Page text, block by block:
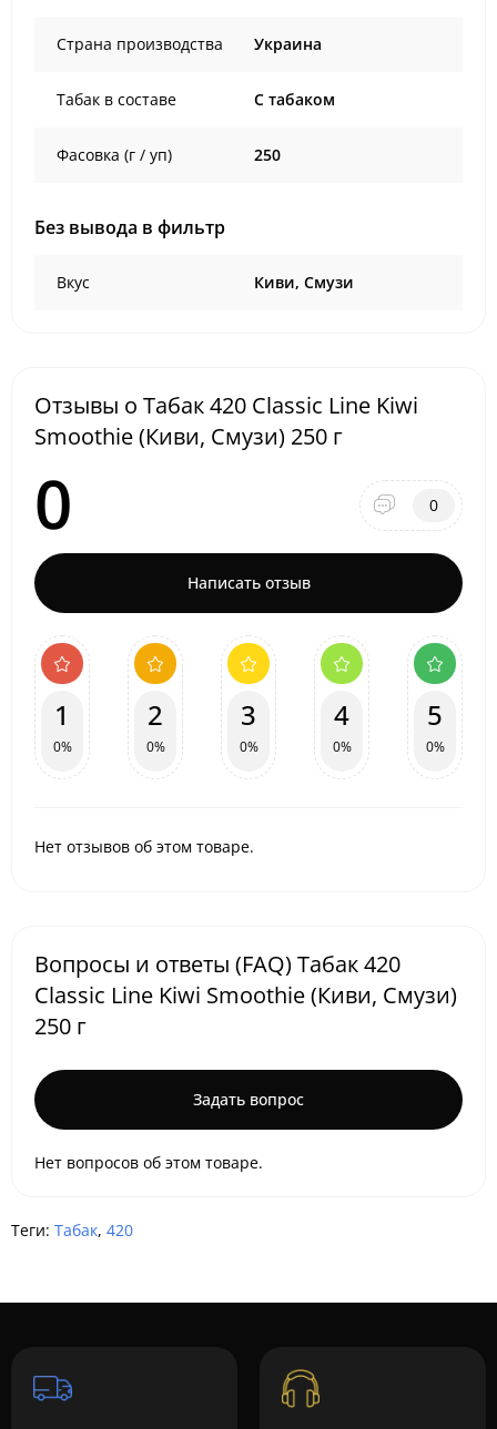
Страна производства Украина
Табак в составе C табаком
Фасовка (г / уп) 250
Без вывода в фильтр
Вкус Киви, Смузи
Отзывы о Табак 420 Classic Line Kiwi
Smoothie (Киви, Смузи) 250 г
0 0
Написать отзыв
1
0%
2
0%
3
0%
4
0%
5
0%
Нет отзывов об этом товаре.
Вопросы и ответы (FAQ) Табак 420
Classic Line Kiwi Smoothie (Киви, Смузи)
250 г
Задать вопрос
Нет вопросов об этом товаре.
Теги: Табак, 420